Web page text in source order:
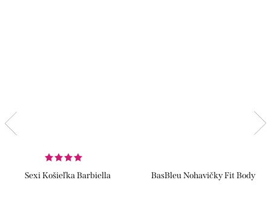
Sexi Košieľka Barbiella BasBleu Nohavičky Fit Body